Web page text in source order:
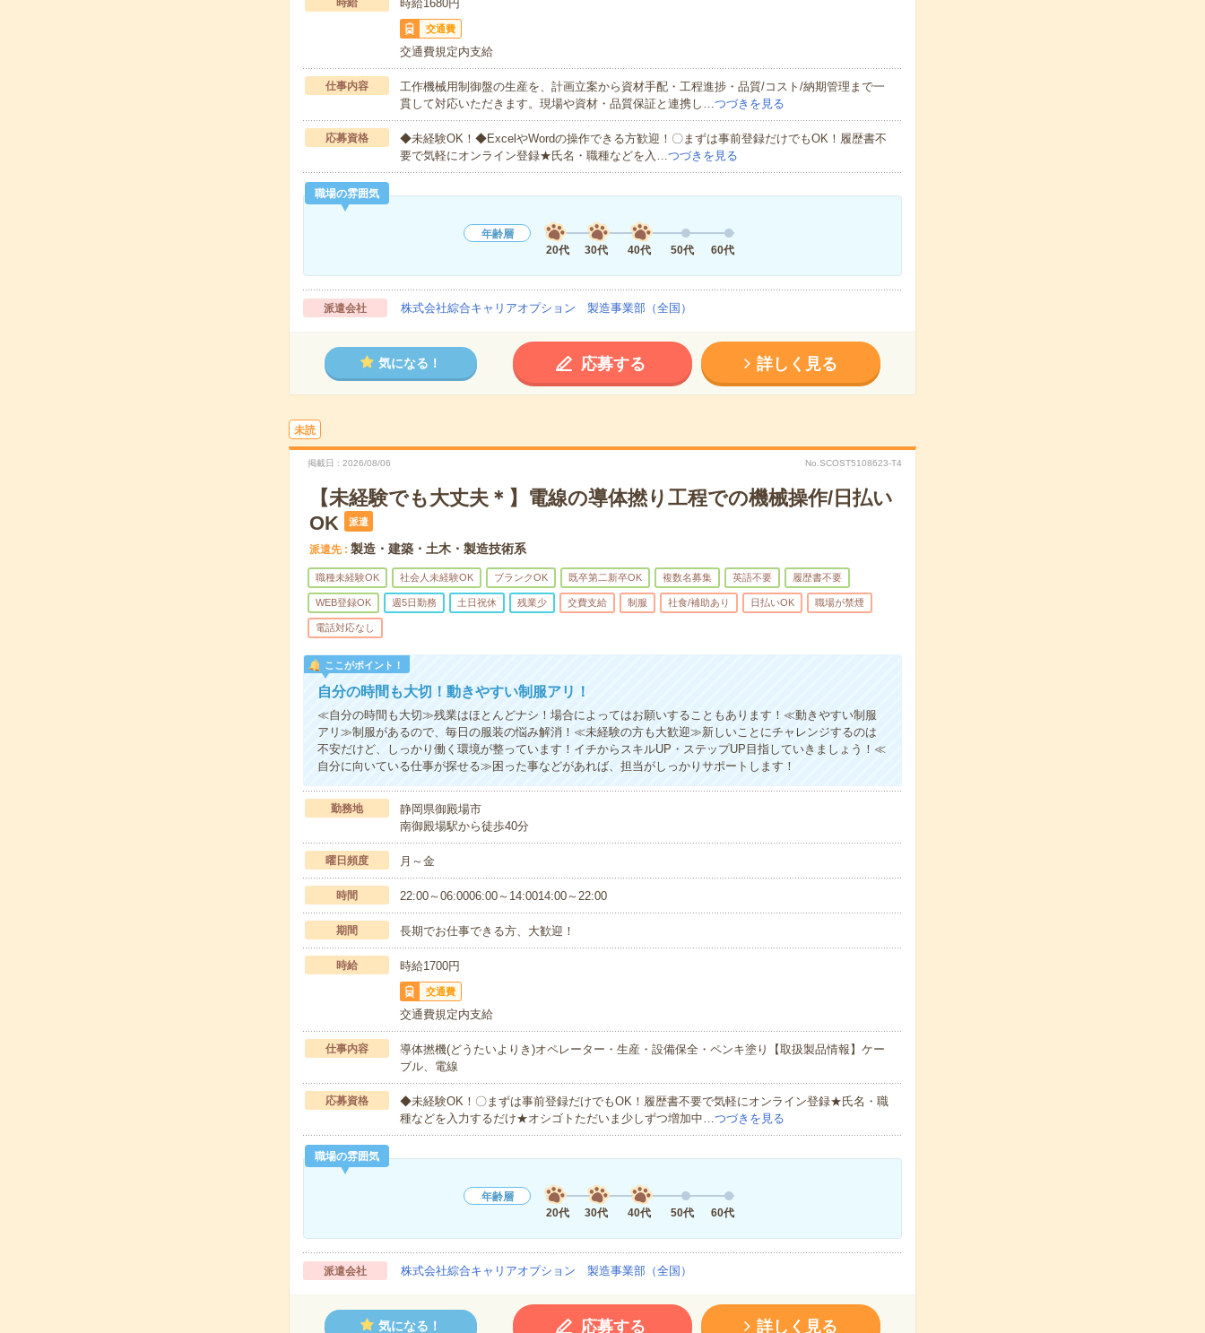
時給 時給1680円
交通費
交通費規定内支給
仕事内容
工作機械用制御盤の生産を、計画立案から資材手配・工程進捗・品質/コスト/納期管理まで一
貫して対応いただきます。現場や資材・品質保証と連携し…つづきを見る
応募資格
◆未経験OK！◆ExcelやWordの操作できる方歓迎！〇まずは事前登録だけでもOK！履歴書不
要で気軽にオンライン登録★氏名・職種などを入…つづきを見る
職場の雰囲気
年齢層
20代
30代 40代 50代 60代
派遣会社 株式会社綜合キャリアオプション 製造事業部（全国）
気になる！ 応募する 詳しく見る
未読
掲載日 2026/08/06 No.SCOST5108623-T4
【未経験でも大丈夫＊】電線の導体撚り工程での機械操作/日払い
OK
派遣
派遣先 製造・建築・土木・製造技術系
職種未経験OK 社会人未経験OK ブランクOK 既卒第二新卒OK 複数名募集 英語不要 履歴書不要
WEB登録OK 週5日勤務 土日祝休 残業少 交費支給 制服 社食/補助あり 日払いOK 職場が禁煙
電話対応なし
ここがポイント！
自分の時間も大切！動きやすい制服アリ！
≪自分の時間も大切≫残業はほとんどナシ！場合によってはお願いすることもあります！≪動きやすい制服
アリ≫制服があるので、毎日の服装の悩み解消！≪未経験の方も大歓迎≫新しいことにチャレンジするのは
不安だけど、しっかり働く環境が整っています！イチからスキルUP・ステップUP目指していきましょう！≪
自分に向いている仕事が探せる≫困った事などがあれば、担当がしっかりサポートします！
勤務地
静岡県御殿場市
南御殿場駅から徒歩40分
曜日頻度 月～金
時間 22:00～06:0006:00～14:0014:00～22:00
期間 長期でお仕事できる方、大歓迎！
時給 時給1700円
交通費
交通費規定内支給
仕事内容
導体撚機(どうたいよりき)オペレーター・生産・設備保全・ペンキ塗り【取扱製品情報】ケー
ブル、電線
応募資格
◆未経験OK！〇まずは事前登録だけでもOK！履歴書不要で気軽にオンライン登録★氏名・職
種などを入力するだけ★オシゴトただいま少しずつ増加中…つづきを見る
職場の雰囲気
年齢層
20代
30代 40代 50代 60代
派遣会社 株式会社綜合キャリアオプション 製造事業部（全国）
気になる！ 応募する 詳しく見る